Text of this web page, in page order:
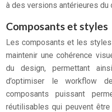
à des versions antérieures du
Composants et styles
Les composants et les
maintenir une cohérence
du design, permettant
d’optimiser le workflow
composants puissant
réutilisables qui peuvent